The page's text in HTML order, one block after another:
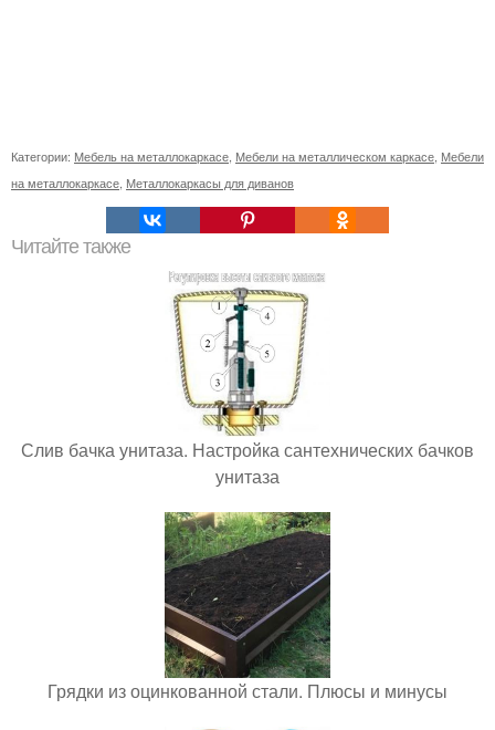
Категории: Мебель на металлокаркасе Мебели на металлическом каркасе Мебели
на металлокаркасе Металлокаркасы для диванов
Читайте также
Слив бачка унитаза. Настройка сантехнических бачков
унитаза
Грядки из оцинкованной стали. Плюсы и минусы